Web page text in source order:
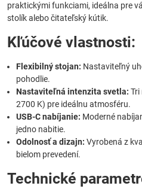
praktickými funkciami, ideálna pre
stolík alebo čitateľský kútik.
Kľúčové vlastnosti:
Flexibilný stojan: Nastaviteľný
pohodlie.
Nastaviteľná intenzita svetla: Tri
2700 K) pre ideálnu atmosféru.
USB-C nabíjanie: Moderné
jedno nabitie.
Odolnosť a dizajn: Vyrobená z
bielom prevedení.
Technické